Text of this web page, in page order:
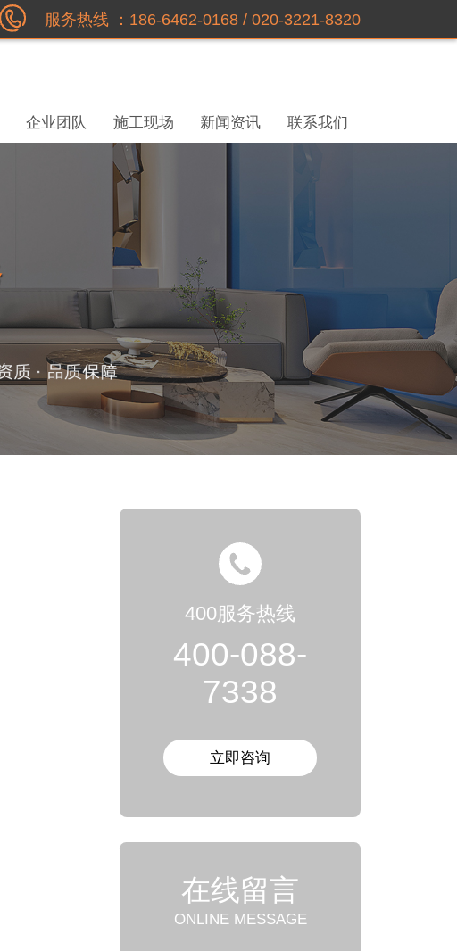
服务热线 ：186-6462-0168 / 020-3221-8320
企业团队 施工现场 新闻资讯 联系我们
400服务热线
400-088-
7338
立即咨询
在线留言
ONLINE MESSAGE